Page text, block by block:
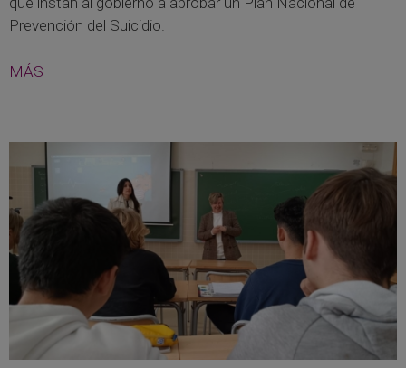
Prevención del Suicidio.
MÁS